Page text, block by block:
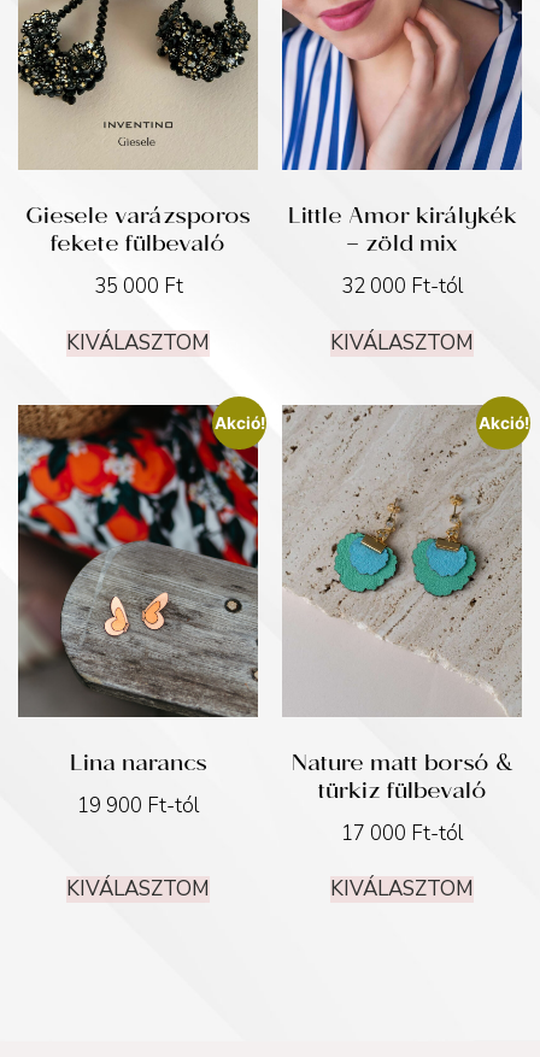
Giesele varázsporos
fekete fülbevaló
35 000 Ft
KIVÁLASZTOM
Little Amor királykék
– zöld mix
32 000 Ft-tól
KIVÁLASZTOM
Akció!
Lina narancs
19 900 Ft-tól
KIVÁLASZTOM
Akció!
Nature matt borsó &
türkiz fülbevaló
17 000 Ft-tól
KIVÁLASZTOM